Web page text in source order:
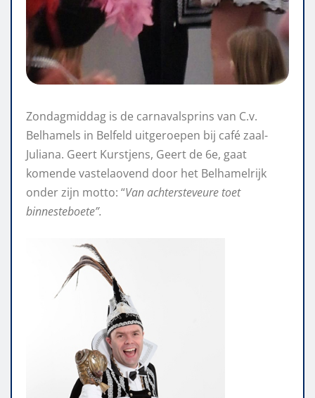
Zondagmiddag is de carnavalsprins van C.v.
Belhamels in Belfeld uitgeroepen bij café zaal-
Juliana. Geert Kurstjens, Geert de 6e, gaat
komende vastelaovend door het Belhamelrijk
onder zijn motto: “Van achtersteveure toet
binnesteboete”.